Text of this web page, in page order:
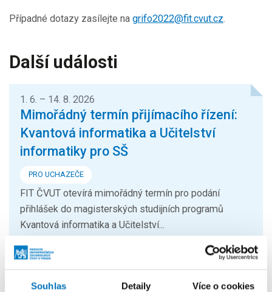
Souhlas Detaily Více o cookies
Případné dotazy zasílejte na grifo2022@fit.cvut.cz.
Další události
1. 6. – 14. 8. 2026
Mimořádný termín přijímacího řízení:
Kvantová informatika a Učitelství
informatiky pro SŠ
PRO UCHAZEČE
FIT ČVUT otevírá mimořádný termín pro podání
přihlášek do magisterských studijních programů
Kvantová informatika a Učitelství...
Prague Stringology Conference 2026